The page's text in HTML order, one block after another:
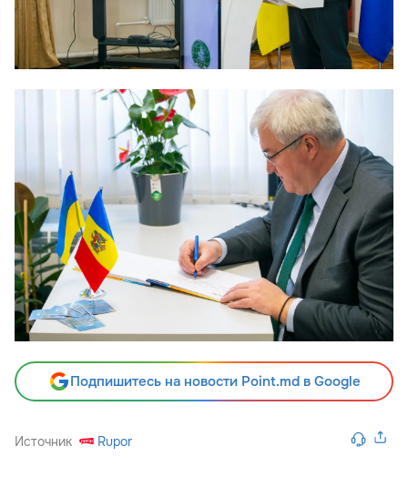
Подпишитесь на новости Point.md в Google
Источник Rupor